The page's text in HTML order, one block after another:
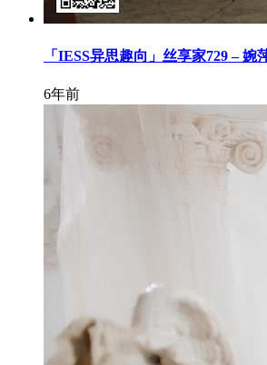
「IESS异思趣向」丝享家729 – 婉
6年前